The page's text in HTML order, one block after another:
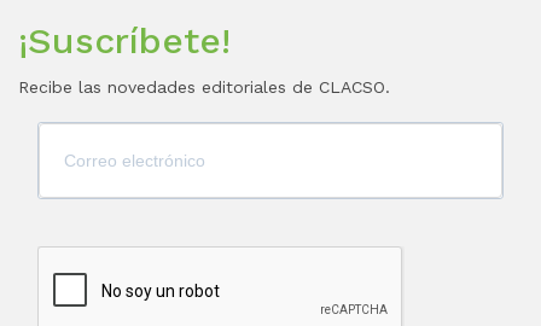
¡Suscríbete!
Recibe las novedades editoriales de CLACSO.